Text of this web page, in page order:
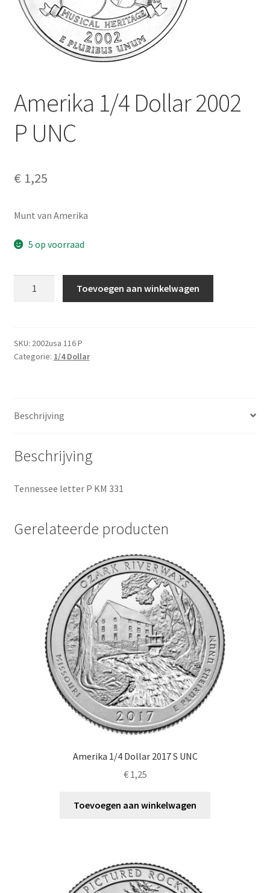
Alg. voorw.
Privacybeleid PMH Enibas
Amerika 1/4 Dollar 2002
P UNC
€ 1,25
Munt van Amerika
5 op voorraad
P
UNC
Toevoegen aan winkelwagen
SKU: 2002usa 116 P
Categorie: 1/4 Dollar
Beschrijving
Beschrijving
Tennessee letter P KM 331
Gerelateerde producten
Amerika 1/4 Dollar 2017 S UNC
€1,25
Toevoegen aan winkelwagen